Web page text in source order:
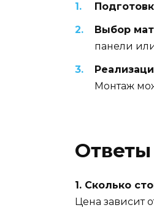
Выбор
панели
Монтаж
1. Сколько
Цена зависит